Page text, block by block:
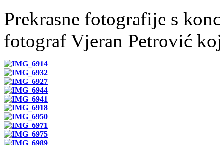
Prekrasne fotografije s
fotograf Vjeran Petrović